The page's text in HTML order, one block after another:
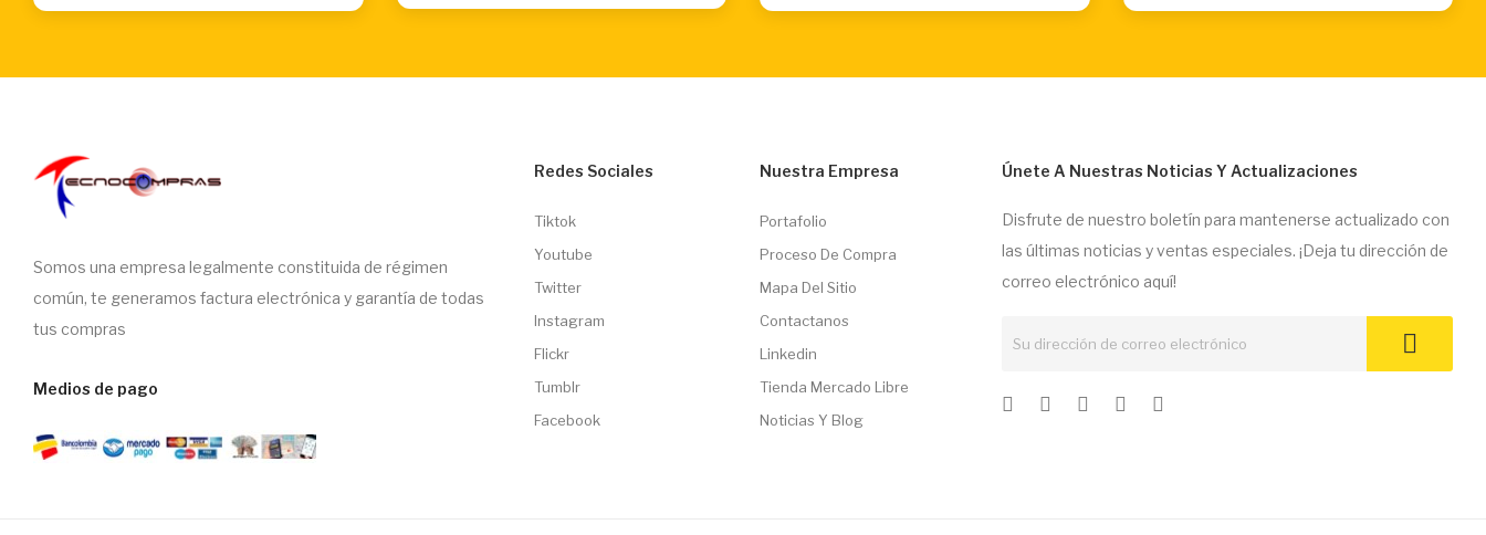
Somos una empresa legalmente constituida de régimen
común, te generamos factura electrónica y garantía de todas
tus compras
Medios de pago
Redes Sociales
Tiktok
Youtube
Twitter
Instagram
Flickr
Tumblr
Facebook
Nuestra Empresa
Portafolio
Proceso De Compra
Mapa Del Sitio
Contactanos
Linkedin
Tienda Mercado Libre
Noticias Y Blog
Únete A Nuestras Noticias Y Actualizaciones
Disfrute de nuestro boletín para mantenerse actualizado con
las últimas noticias y ventas especiales. ¡Deja tu dirección de
correo electrónico aquí!